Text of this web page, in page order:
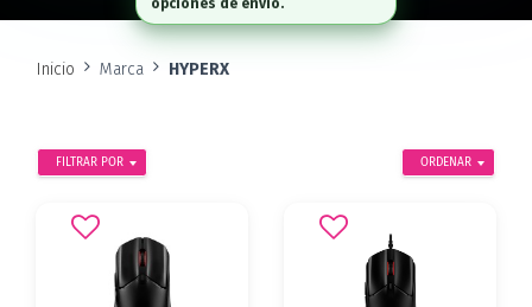
Inicio Marca HYPERX
ORDENAR
FILTRAR POR
opciones de envío.